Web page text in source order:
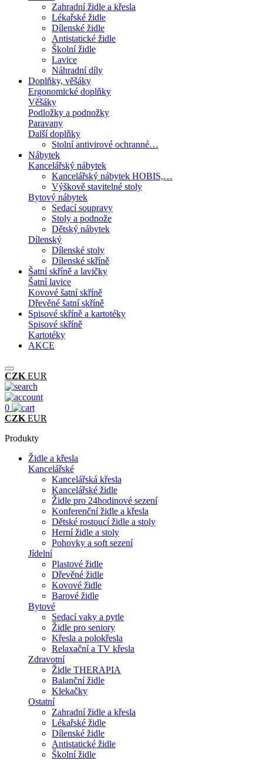
Zahradní židle a křesla
Lékařské židle
Dílenské židle
Antistatické židle
Školní židle
Lavice
Náhradní díly
Doplňky, věšáky
Ergonomické doplňky
Věšáky
Podložky a podnožky
Paravany
Další doplňky
Stolní antivirové ochranné…
Nábytek
Kancelářský nábytek
Kancelářský nábytek HOBIS,…
Výškově stavitelné stoly
Bytový nábytek
Sedací soupravy
Stoly a podnože
Dětský nábytek
Dílenský
Dílenské stoly
Dílenské skříně
Šatní skříně a lavičky
Šatní lavice
Kovové šatní skříně
Dřevěné šatní skříně
Spisové skříně a kartotéky
Spisové skříně
Kartotéky
AKCE
CZK EUR
0
CZK EUR
Produkty
Židle a křesla
Kancelářské
Kancelářská křesla
Kancelářské židle
Židle pro 24hodinové sezení
Konferenční židle a křesla
Dětské rostoucí židle a stoly
Herní židle a stoly
Pohovky a soft sezení
Jídelní
Plastové židle
Dřevěné židle
Kovové židle
Barové židle
Bytové
Sedací vaky a pytle
Židle pro seniory
Křesla a polokřesla
Relaxační a TV křesla
Zdravotní
Židle THERAPIA
Balanční židle
Klekačky
Ostatní
Zahradní židle a křesla
Lékařské židle
Dílenské židle
Antistatické židle
Školní židle